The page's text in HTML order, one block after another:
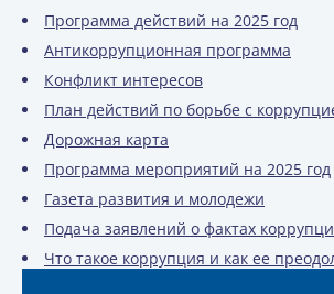
Программа действий на 2025 год
Антикоррупционная программа
Конфликт интересов
План действий по борьбе с
Дорожная карта
Программа мероприятий на 2025 год
Газета развития и молодежи
Подача заявлений о фактах
Что такое коррупция и как ее